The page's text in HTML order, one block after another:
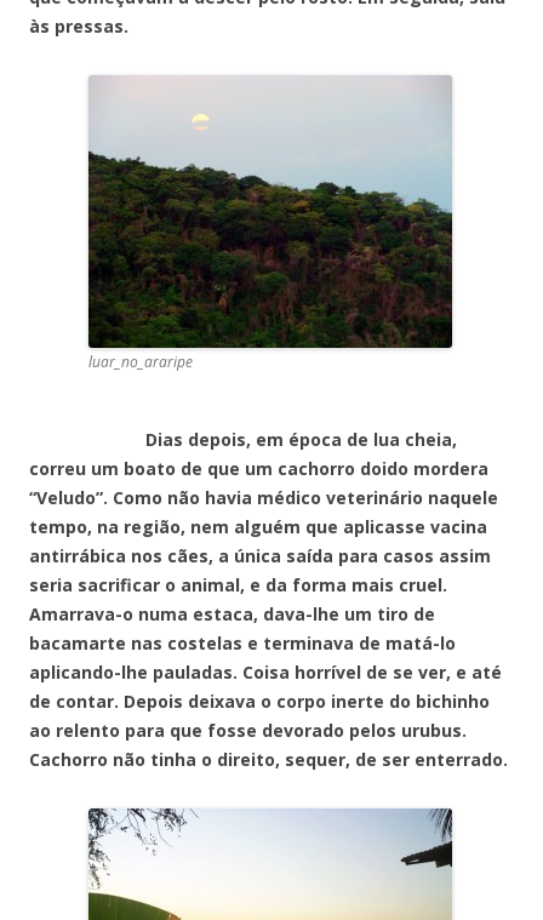
às pressas.
luar_no_araripe
Dias depois, em época de lua cheia,
correu um boato de que um cachorro doido mordera
“Veludo”. Como não havia médico veterinário naquele
tempo, na região, nem alguém que aplicasse vacina
antirrábica nos cães, a única saída para casos assim
seria sacrificar o animal, e da forma mais cruel.
Amarrava-o numa estaca, dava-lhe um tiro de
bacamarte nas costelas e terminava de matá-lo
aplicando-lhe pauladas. Coisa horrível de se ver, e até
de contar. Depois deixava o corpo inerte do bichinho
ao relento para que fosse devorado pelos urubus.
Cachorro não tinha o direito, sequer, de ser enterrado.